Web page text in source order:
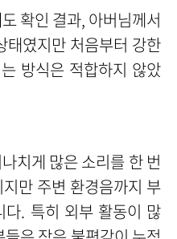
확인 결과, 아버님께서
태였지만 처음부터 강한
방식은 적합하지 않았
치게 많은 소리를 한 번
만 주변 환경음까지 부
다. 특히 외부 활동이 많